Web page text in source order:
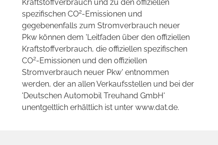
Kraftstoffverbrauch und zu den offiziellen
spezifischen CO2-Emissionen und
gegebenenfalls zum Stromverbrauch neuer
Pkw können dem 'Leitfaden über den offiziellen
Kraftstoffverbrauch, die offiziellen spezifischen
CO2-Emissionen und den offiziellen
Stromverbrauch neuer Pkw' entnommen
werden, der an allen Verkaufsstellen und bei der
'Deutschen Automobil Treuhand GmbH'
unentgeltlich erhältlich ist unter www.dat.de.